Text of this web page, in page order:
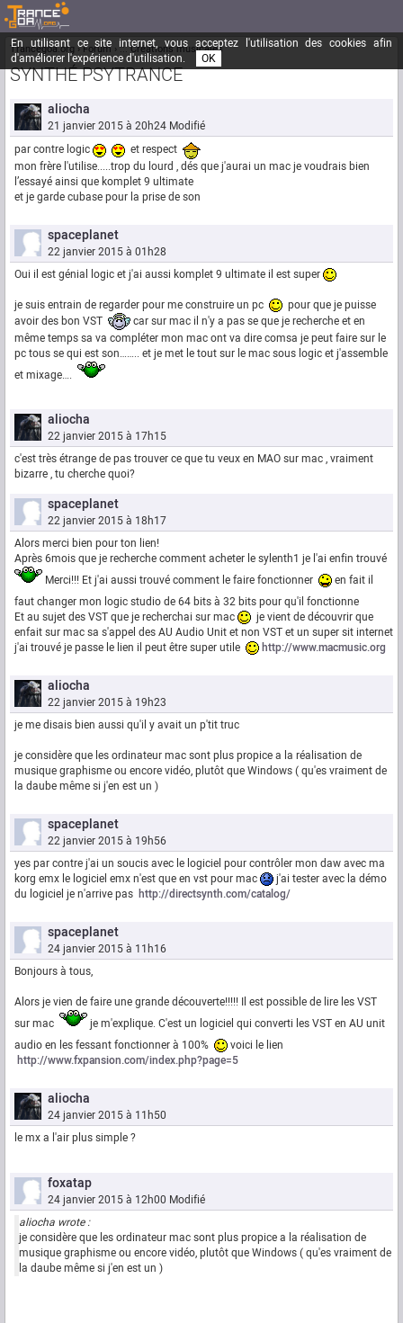
En utilisant ce site internet, vous acceptez l'utilisation des cookies afin
d'améliorer l'expérience d'utilisation.
OK
Trancegoa.org Forum ::. Créations musicales
SYNTHÉ PSYTRANCE
aliocha
21 janvier 2015 à 20h24 Modifié
par contre logic
et respect
mon frère l'utilise.....trop du lourd , dés que j'aurai un mac je voudrais bien
l’essayé ainsi que komplet 9 ultimate
et je garde cubase pour la prise de son
spaceplanet
22 janvier 2015 à 01h28
Oui il est génial logic et j'ai aussi komplet 9 ultimate il est super
je suis entrain de regarder pour me construire un pc
pour que je puisse
avoir des bon VST
car sur mac il n'y a pas se que je recherche et en
même temps sa va compléter mon mac ont va dire comsa je peut faire sur le
pc tous se qui est son…….. et je met le tout sur le mac sous logic et j'assemble
et mixage….
aliocha
22 janvier 2015 à 17h15
c'est très étrange de pas trouver ce que tu veux en MAO sur mac , vraiment
bizarre , tu cherche quoi?
spaceplanet
22 janvier 2015 à 18h17
Alors merci bien pour ton lien!
Après 6mois que je recherche comment acheter le sylenth1 je l'ai enfin trouvé
Merci!!! Et j'ai aussi trouvé comment le faire fonctionner
en fait il
faut changer mon logic studio de 64 bits à 32 bits pour qu'il fonctionne
Et au sujet des VST que je recherchai sur mac
je vient de découvrir que
enfait sur mac sa s'appel des AU Audio Unit et non VST et un super sit internet
j'ai trouvé je passe le lien il peut être super utile
http://www.macmusic.org
aliocha
22 janvier 2015 à 19h23
je me disais bien aussi qu'il y avait un p'tit truc
je considère que les ordinateur mac sont plus propice a la réalisation de
musique graphisme ou encore vidéo, plutôt que Windows ( qu'es vraiment de
la daube même si j'en est un )
spaceplanet
22 janvier 2015 à 19h56
yes par contre j'ai un soucis avec le logiciel pour contrôler mon daw avec ma
korg emx le logiciel emx n'est que en vst pour mac
j'ai tester avec la démo
du logiciel je n'arrive pas http://directsynth.com/catalog/
spaceplanet
24 janvier 2015 à 11h16
Bonjours à tous,
Alors je vien de faire une grande découverte!!!!! Il est possible de lire les VST
sur mac
je m'explique. C'est un logiciel qui converti les VST en AU unit
audio en les fessant fonctionner à 100%
voici le lien
http://www.fxpansion.com/index.php?page=5
aliocha
24 janvier 2015 à 11h50
le mx a l'air plus simple ?
foxatap
24 janvier 2015 à 12h00 Modifié
aliocha wrote :
je considère que les ordinateur mac sont plus propice a la réalisation de
musique graphisme ou encore vidéo, plutôt que Windows ( qu'es vraiment de
la daube même si j'en est un )